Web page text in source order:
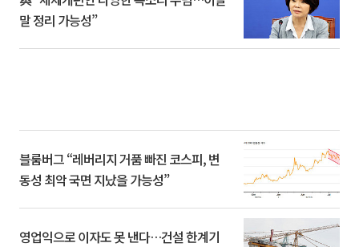
말 정리 가능성”
블룸버그 “레버리지 거품 빠진 코스피, 변
동성 최악 국면 지났을 가능성”
영업익으로 이자도 못 낸다…건설 한계기